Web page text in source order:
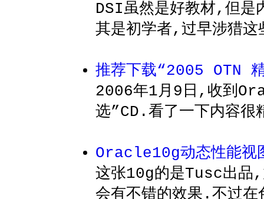
DSI虽然是好教材,但是
其是初学者,过早涉猎这
推荐下载“2005 OTN
2006年1月9日,收到
选”CD.看了一下内容
Oracle10g动态性能
这张10g的是Tusc出品
会有不错的效果.不过在